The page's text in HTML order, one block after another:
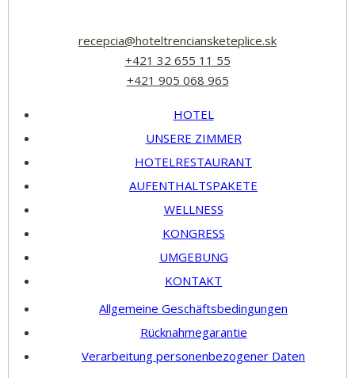
recepcia@hoteltrenciansketeplice.sk
+421 32 655 11 55
+421 905 068 965
HOTEL
UNSERE ZIMMER
HOTELRESTAURANT
AUFENTHALTSPAKETE
WELLNESS
KONGRESS
UMGEBUNG
KONTAKT
Allgemeine Geschäftsbedingungen
Rücknahmegarantie
Verarbeitung personenbezogener Daten